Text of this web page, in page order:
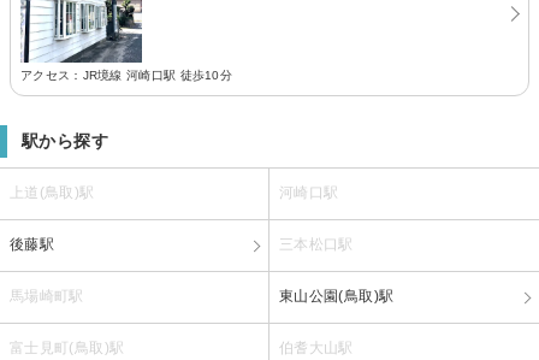
アクセス：JR境線 河崎口駅 徒歩10分
駅から探す
上道(鳥取)駅 河崎口駅
後藤駅 三本松口駅
馬場崎町駅 東山公園(鳥取)駅
富士見町(鳥取)駅 伯耆大山駅